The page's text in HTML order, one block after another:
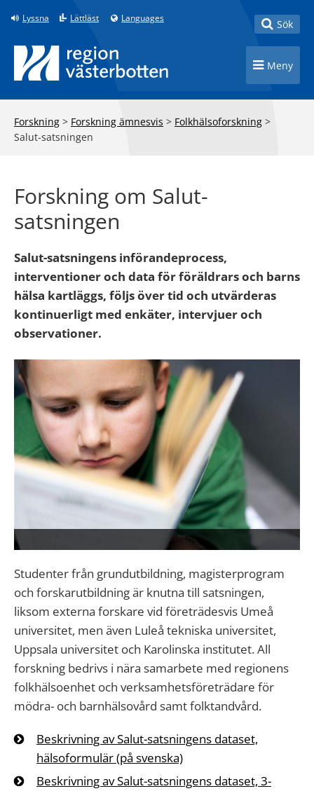
Till innehåll på sidan
Lyssna Lättläst Languages Toggle
Sök
Toggle
Meny
Forskning > Forskning ämnesvis > Folkhälsoforskning >
Salut-satsningen
Forskning om Salut-
satsningen
Salut-satsningens införandeprocess,
interventioner och data för föräldrars och barns
hälsa kartläggs, följs över tid och utvärderas
kontinuerligt med enkäter, intervjuer och
observationer.
Studenter från grundutbildning, magisterprogram
och forskarutbildning är knutna till satsningen,
liksom externa forskare vid företrädesvis Umeå
universitet, men även Luleå tekniska universitet,
Uppsala universitet och Karolinska institutet. All
forskning bedrivs i nära samarbete med regionens
folkhälsoenhet och verksamhetsföreträdare för
mödra- och barnhälsovård samt folktandvård.
Beskrivning av Salut-satsningens dataset,
hälsoformulär (på svenska)
Beskrivning av Salut-satsningens dataset, 3-